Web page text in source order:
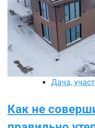
Дача,
Как не